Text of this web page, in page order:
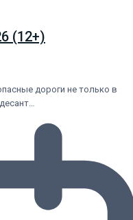
(12+)
дороги не только в